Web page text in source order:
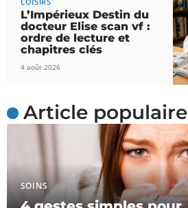
L’Impérieux Destin du
docteur Elise scan vf :
ordre de lecture et
chapitres clés
4 août 2026
Article populaire
SOINS